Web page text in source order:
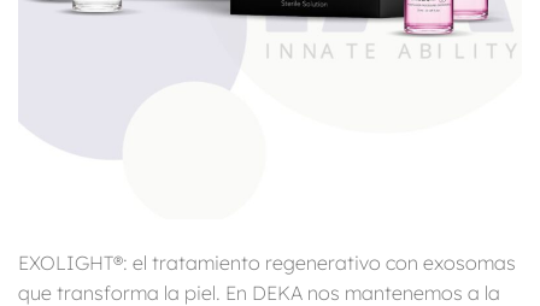
EXOLIGHT®: el tratamiento regenerativo con exosomas
que transforma la piel. En DEKA nos mantenemos a la